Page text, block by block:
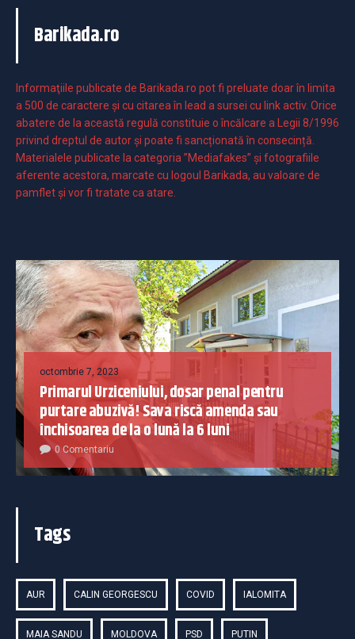
Barikada.ro
Informaţiile publicate de Barikada.ro pot fi preluate doar în limita
a 500 de caractere şi cu citarea în lead a sursei cu link activ. Orice
abatere de la această regulă constituie o încălcare a Legii 8/1996
privind dreptul de autor și poate fi sancționată în consecință.
Materialele publicate la categoria ”Mediafakes” și fotografiile
aferente acestora, marcate cu logoul Barikada, au valoare de
pamflet și vor fi tratate ca atare.
octombrie 7, 2023
Primarul Urziceniului, dosar penal pentru
purtare abuzivă! Sava riscă amenda sau
închisoarea de la o lună la 6 luni
0 Comentariu
Tags
AUR CALIN GEORGESCU COVID IALOMITA
MAIA SANDU MOLDOVA PSD PUTIN